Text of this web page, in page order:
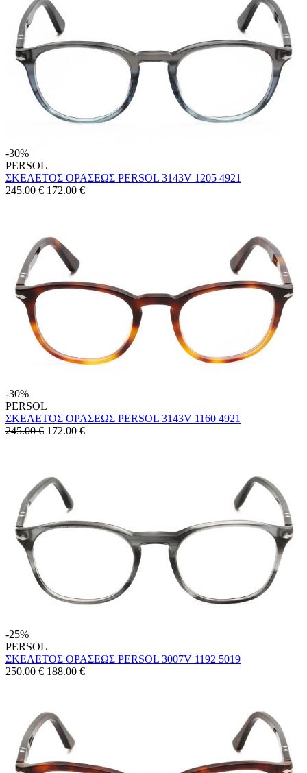
-30%
PERSOL
ΣΚΕΛΕΤΟΣ ΟΡΑΣΕΩΣ PERSOL 3143V 1205 4921
245.00 € 172.00 €
-30%
PERSOL
ΣΚΕΛΕΤΟΣ ΟΡΑΣΕΩΣ PERSOL 3143V 1160 4921
245.00 € 172.00 €
-25%
PERSOL
ΣΚΕΛΕΤΟΣ ΟΡΑΣΕΩΣ PERSOL 3007V 1192 5019
250.00 € 188.00 €